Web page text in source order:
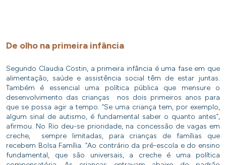
De olho na primeira infância
Segundo Claudia Costin, a primeira infância é uma fase em que
alimentação, saúde e assistência social têm de estar juntas.
Também é essencial uma política pública que mensure o
desenvolvimento das crianças nos dois primeiros anos para
que se possa agir a tempo. “Se uma criança tem, por exemplo,
algum sinal de autismo, é fundamental saber o quanto antes”,
afirmou. No Rio deu-se prioridade, na concessão de vagas em
creche, sempre limitadas, para crianças de famílias que
recebem Bolsa Família. “Ao contrário da pré-escola e do ensino
fundamental, que são universais, a creche é uma política